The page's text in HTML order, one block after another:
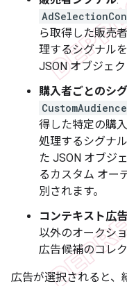
ら取得した販売
理するシグナル
JSON オブジェク
購入者ごとのシ
得した特定の購
処理するシグナ
た JSON オブジ
るカスタム オー
別されます。
コンテキスト広
以外のオークシ
広告候補のコレク
広告が選択されると、